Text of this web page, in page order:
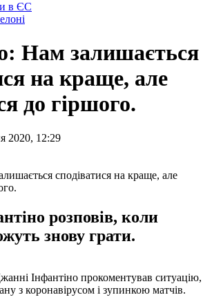
в ЄС
Нам залишається
на краще, але
до гіршого.
2020, 12:29
розповів, коли
знову грати.
Інфантіно прокоментував ситуацію,
з коронавірусом і зупинкою матчів.